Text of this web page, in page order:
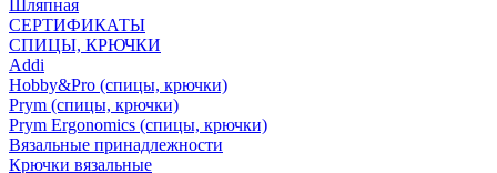
Шляпная
СЕРТИФИКАТЫ
СПИЦЫ, КРЮЧКИ
Addi
Hobby&Pro (спицы, крючки)
Prym (спицы, крючки)
Prym Ergonomics (спицы, крючки)
Вязальные принадлежности
Крючки вязальные